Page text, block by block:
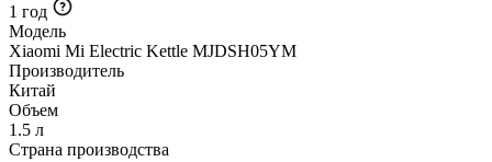
1 год
Модель
Xiaomi Mi Electric Kettle MJDSH05YM
Производитель
Китай
Объем
1.5 л
Страна производства